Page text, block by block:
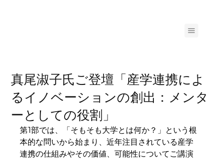
真尾淑子氏ご登壇「産学連携によ
るイノベーションの創出：メンタ
ーとしての役割」
第1部では、「そもそも大学とは何か？」という根
本的な問いから始まり、近年注目されている産学
連携の仕組みやその価値、可能性についてご講演